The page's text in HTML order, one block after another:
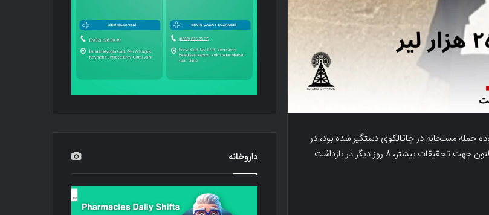
مسلحانه در چاتالکوی دستگیر شده بود، در
ازای دریافت ۲۵۰ هزار لیر ترکیه به عنوان یک آدمکش کار می‌کرده است. مظنون جهت تحقیقات بیشتر، ۸ روز دیگر در بازداشت
داروخانه